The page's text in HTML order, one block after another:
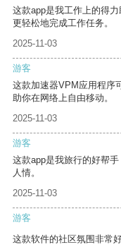
这款app是我工作上的得
更轻松地完成工作任务。
2025-11-03
游客
这款加速器VPM应用程序
助你在网络上自由移动。
2025-11-03
游客
这款app是我旅行的好帮
人情。
2025-11-03
游客
这款软件的社区氛围非常